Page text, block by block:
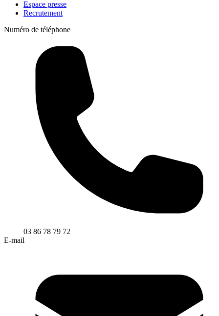
Espace presse
Recrutement
Numéro de téléphone
03 86 78 79 72
E-mail